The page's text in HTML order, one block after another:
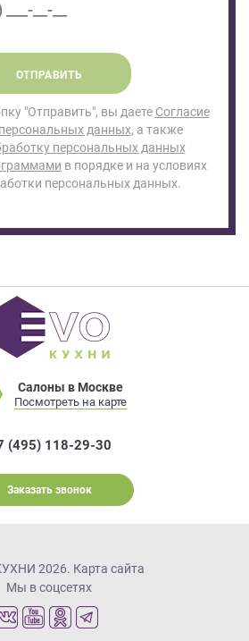
ОТПРАВИТЬ
"Отправить", вы даете Согласие
данных, а также
персональных данных
в порядке и на условиях
персональных данных.
Салоны в Москве
Посмотреть на карте
(495) 118-29-30
Заказать звонок
2026. Карта сайта
Мы в соцсетях